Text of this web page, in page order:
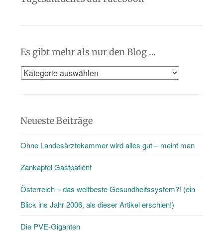
Es gibt mehr als nur den Blog …
Es
als
den
Blog
Neueste Beiträge
Ohne Landesärztekammer wird alles gut – meint man
Zankapfel Gastpatient
Österreich – das weltbeste Gesundheitssystem?! (ein
Blick ins Jahr 2006, als dieser Artikel erschien!)
Die PVE-Giganten